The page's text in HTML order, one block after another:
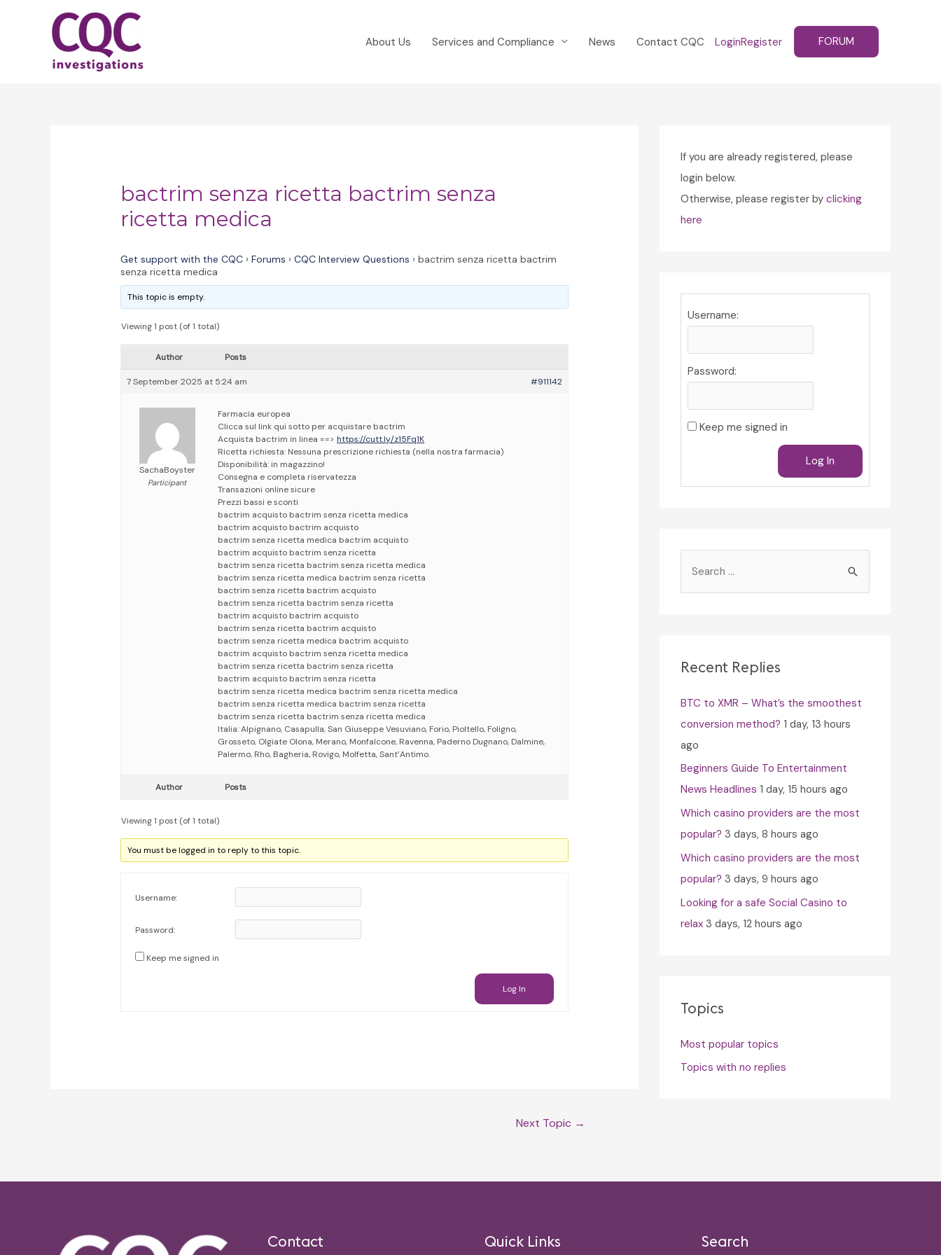
About Us Services and Compliance News Contact CQC LoginRegister FORUM
bactrim senza ricetta bactrim senza
ricetta medica
Get support with the CQC › Forums › CQC Interview Questions › bactrim senza ricetta bactrim
senza ricetta medica
This topic is empty.
Viewing 1 post (of 1 total)
Author Posts
7 September 2025 at 5:24 am #911142
SachaBoyster
Participant
Farmacia europea
Clicca sul link qui sotto per acquistare bactrim
Acquista bactrim in linea ==>https://cutt.ly/z15Fq1K
Ricetta richiesta: Nessuna prescrizione richiesta (nella nostra farmacia)
Disponibilità: in magazzino!
Consegna e completa riservatezza
Transazioni online sicure
Prezzi bassi e sconti
bactrim acquisto bactrim senza ricetta medica
bactrim acquisto bactrim acquisto
bactrim senza ricetta medica bactrim acquisto
bactrim acquisto bactrim senza ricetta
bactrim senza ricetta bactrim senza ricetta medica
bactrim senza ricetta medica bactrim senza ricetta
bactrim senza ricetta bactrim acquisto
bactrim senza ricetta bactrim senza ricetta
bactrim acquisto bactrim acquisto
bactrim senza ricetta bactrim acquisto
bactrim senza ricetta medica bactrim acquisto
bactrim acquisto bactrim senza ricetta medica
bactrim senza ricetta bactrim senza ricetta
bactrim acquisto bactrim senza ricetta
bactrim senza ricetta medica bactrim senza ricetta medica
bactrim senza ricetta medica bactrim senza ricetta
bactrim senza ricetta bactrim senza ricetta medica
Italia: Alpignano, Casapulla, San Giuseppe Vesuviano, Forio, Pioltello, Foligno,
Grosseto, Olgiate Olona, Merano, Monfalcone, Ravenna, Paderno Dugnano, Dalmine,
Palermo, Rho, Bagheria, Rovigo, Molfetta, Sant’Antimo.
Author Posts
Viewing 1 post (of 1 total)
You must be logged in to reply to this topic.
Username:
Password:
Keep me signed in
Log In
Next Topic →
If you are already registered, please
login below.
Otherwise, please register by clicking
here
Username:
Password:
Keep me signed in
Log In
h
o
r
:
Recent Replies
BTC to XMR – What’s the smoothest
conversion method? 1 day, 13 hours
ago
Beginners Guide To Entertainment
News Headlines 1 day, 15 hours ago
Which casino providers are the most
popular? 3 days, 8 hours ago
Which casino providers are the most
popular? 3 days, 9 hours ago
Looking for a safe Social Casino to
relax 3 days, 12 hours ago
Topics
Most popular topics
Topics with no replies
Contact Quick Links Search